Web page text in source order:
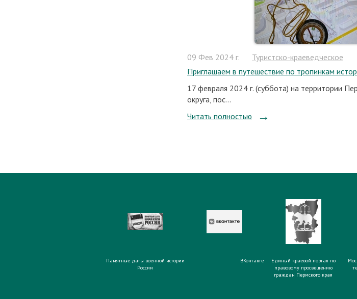
09 Фев 2024 г.
Туристско-краеведческое
Приглашаем в путешествие по тропинкам
17 февраля 2024 г. (суббота) на территории
округа, пос...
Читать полностью
Памятные даты военной истории
России
ВКонтакте
Единый краевой портал по
правовому просвещению
граждан Пермского края